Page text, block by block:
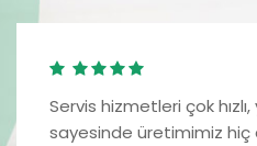
Sayaç panosu
ve mühendislik yaklaşımı